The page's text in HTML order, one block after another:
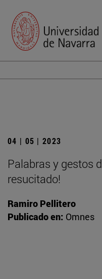
04 | 05 | 2023
Palabras y gestos
resucitado!
Ramiro Pellitero
Publicado en: Omnes